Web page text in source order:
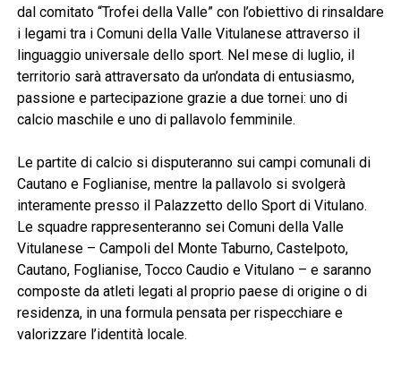
dal comitato “Trofei della Valle” con l’obiettivo di rinsaldare
i legami tra i Comuni della Valle Vitulanese attraverso il
linguaggio universale dello sport. Nel mese di luglio, il
territorio sarà attraversato da un’ondata di entusiasmo,
passione e partecipazione grazie a due tornei: uno di
calcio maschile e uno di pallavolo femminile.
Le partite di calcio si disputeranno sui campi comunali di
Cautano e Foglianise, mentre la pallavolo si svolgerà
interamente presso il Palazzetto dello Sport di Vitulano.
Le squadre rappresenteranno sei Comuni della Valle
Vitulanese – Campoli del Monte Taburno, Castelpoto,
Cautano, Foglianise, Tocco Caudio e Vitulano – e saranno
composte da atleti legati al proprio paese di origine o di
residenza, in una formula pensata per rispecchiare e
valorizzare l’identità locale.